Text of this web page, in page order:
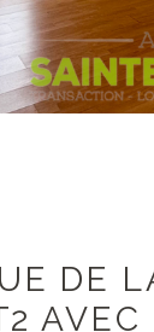
DE
AVEC